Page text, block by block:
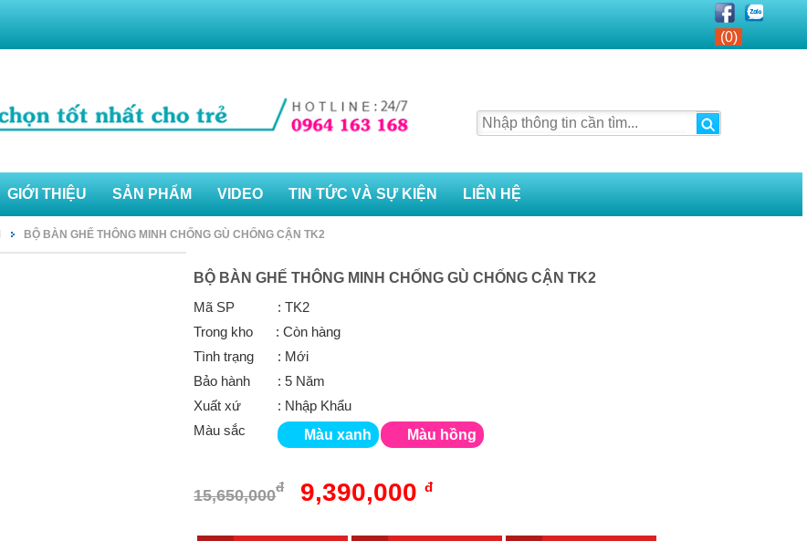
(0)
GIỚI THIỆU SẢN PHẨM VIDEO TIN TỨC VÀ SỰ KIỆN LIÊN HỆ
BỘ BÀN GHẾ THÔNG MINH CHỐNG GÙ CHỐNG CẬN TK2
BỘ BÀN GHẾ THÔNG MINH CHỐNG GÙ CHỐNG CẬN TK2
Mã SP
: TK2
Trong kho
: Còn hàng
Tình trạng
: Mới
Bảo hành
: 5 Năm
Xuất xứ
: Nhập Khẩu
Màu sắc
Màu xanh Màu hồng
15,650,000đ 9,390,000 đ